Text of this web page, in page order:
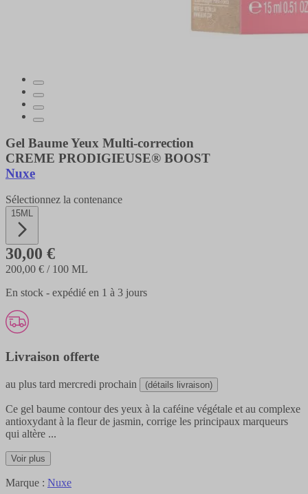
Gel Baume Yeux Multi-correction
CREME PRODIGIEUSE® BOOST
Nuxe
Sélectionnez la contenance
15ML
30,00 €
200,00 € / 100 ML
En stock - expédié en 1 à 3 jours
Livraison offerte
au plus tard mercredi prochain (détails livraison)
Ce gel baume contour des yeux à la caféine végétale et au complexe
antioxydant à la fleur de jasmin, corrige les principaux marqueurs
qui altère ...
Voir plus
Marque : Nuxe